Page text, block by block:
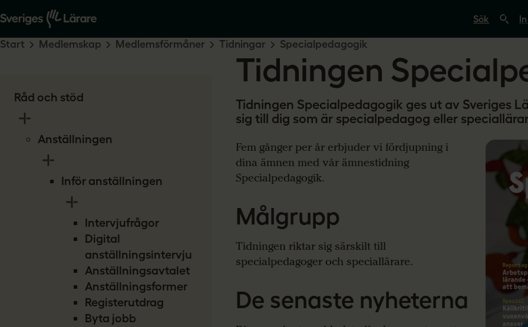
ö
p
v
e
g
e
Råd och stöd
Anställningen
Inför anställningen
Intervjufrågor
Digital
anställningsintervju
Anställningsavtalet
Anställningsformer
Registerutdrag
Byta jobb
Start Medlemskap Medlemsförmåner Tidningar Specialpedagogik
Tidningen
Tidningen Specialpedagogik ges ut av Sveriges
sig till dig som är specialpedagog eller
Fem gånger per år erbjuder vi fördjupning i
dina ämnen med vår ämnestidning
Specialpedagogik.
Målgrupp
Tidningen riktar sig särskilt till
specialpedagoger och speciallärare.
De senaste nyheterna